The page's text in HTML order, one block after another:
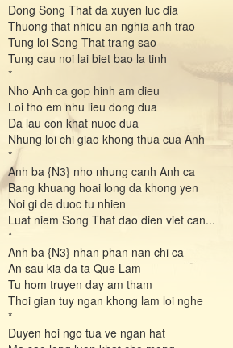
Dong Song That da xuyen luc dia
Thuong that nhieu an nghia anh trao
Tung loi Song That trang sao
Tung cau noi lai biet bao la tinh
*
Nho Anh ca gop hinh am dieu
Loi tho em nhu lieu dong dua
Da lau con khat nuoc dua
Nhung loi chi giao khong thua cua Anh
*
Anh ba {N3} nho nhung canh Anh ca
Bang khuang hoai long da khong yen
Noi gi de duoc tu nhien
Luat niem Song That dao dien viet can...
*
Anh ba {N3} nhan phan nan chi ca
An sau kia da ta Que Lam
Tu hom truyen day am tham
Thoi gian tuy ngan khong lam loi nghe
*
Duyen hoi ngo tua ve ngan hat